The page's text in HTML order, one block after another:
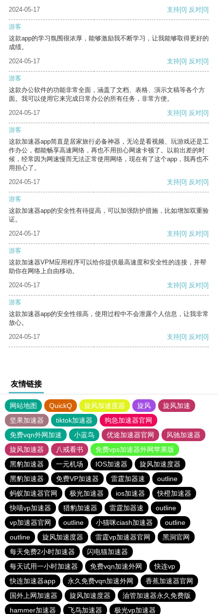
2024-05-17 支持[0] 反对[0]
游客
这款app的学习氛围很浓厚，能够激励我不断学习，让我能够取得更好的
成绩。
2024-05-17
支持[0] 反对[0]
游客
这款办公软件的功能非常全面，涵盖了文档、表格、演示文稿等各个方
面。我可以使用它来完成日常办公的所有任务，非常方便。
2024-05-17
支持[0] 反对[0]
游客
这款加速器app简直是居家旅行必备神器，无论是看视频、玩游戏还是工
作办公，都能畅享高速网络，再也不用担心网速卡顿了。以前出差的时
候，经常因为网速慢而无法正常使用网络，现在有了这个app，我再也不
用担心了。
2024-05-17
支持[0] 反对[0]
游客
这款加速器app的安全性有待提高，可以加强防护措施，比如增加双重验
证。
2024-05-17
支持[0] 反对[0]
游客
这款加速器VPM应用程序可以给你提供最高速度和安全性的连接，并帮
助你在网络上自由移动。
2024-05-17
支持[0] 反对[0]
游客
这款加速器app的安全性很高，使用过程中不会泄露个人信息，让我非常
放心。
2024-05-17
支持[0] 反对[0]
友情链接
网站地图 QuickQ 旋风加速度器 旋风
旋风加速
坚果加速器
tiktok加速器
狗急加速器官网
免费vqn外网加速
小蓝鸟 优途加速器官网
风驰加速器
旋风加速器
八戒看书
免费vps加速器外网苹果版
黑豹加速器
一元机场 IOS加速器
旋风加速度器
黑豹加速器
免费VP加速器 雷霆加器速
outline
蚂蚁加速器官网
极光加速器 ios加速器
快橙加速器
快喵vp加速器
猎豹加速器 雷霆加器速
outline
vp加速器官网
outline 小猫咪ciash加速器
outline
outline
旋风加速度器 雷霆vp加速器官网
黑洞官网
每天免费2小时加速器
闪电猫加速器
每天试用一小时加速器
免费vqn加速外网
快连vp
快连加速器app
永久免费vqn加速外网
香蕉加速器官网
国外上网加速器
旋风加速度器
油管加速器永久免费版
hammer加速器
飞鸟加速器 极光vp加速器